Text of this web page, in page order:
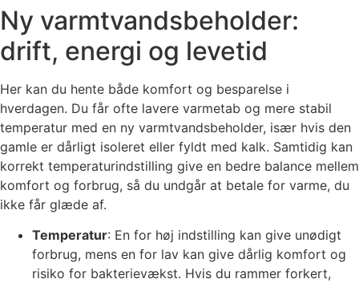
Ny varmtvandsbeholder:
drift, energi og levetid
Her kan du hente både komfort og besparelse i
hverdagen. Du får ofte lavere varmetab og mere stabil
temperatur med en ny varmtvandsbeholder, især hvis den
gamle er dårligt isoleret eller fyldt med kalk. Samtidig kan
korrekt temperaturindstilling give en bedre balance mellem
komfort og forbrug, så du undgår at betale for varme, du
ikke får glæde af.
Temperatur: En for høj indstilling kan give unødigt
forbrug, mens en for lav kan give dårlig komfort og
risiko for bakterievækst. Hvis du rammer forkert,